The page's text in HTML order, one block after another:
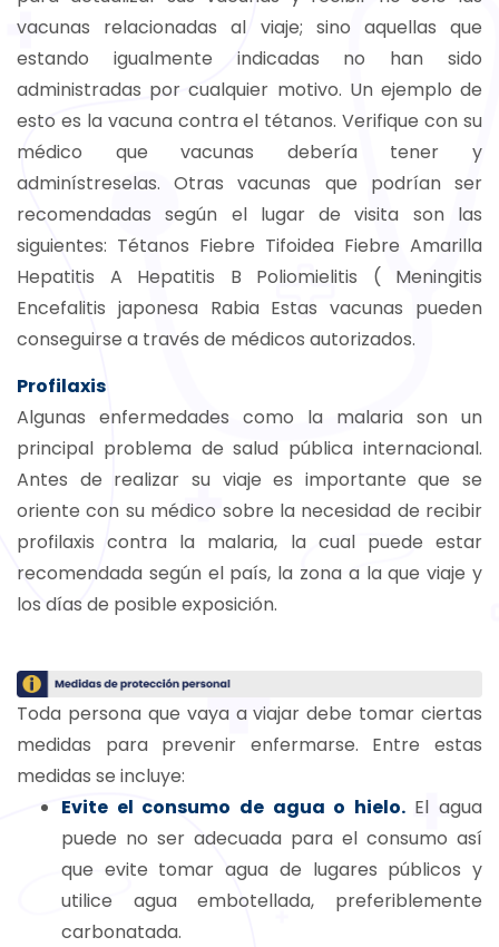
vacunas relacionadas al viaje; sino aquellas que
estando igualmente indicadas no han sido
administradas por cualquier motivo. Un ejemplo de
esto es la vacuna contra el tétanos. Verifique con su
médico que vacunas debería tener y
adminístreselas. Otras vacunas que podrían ser
recomendadas según el lugar de visita son las
siguientes: Tétanos Fiebre Tifoidea Fiebre Amarilla
Hepatitis A Hepatitis B Poliomielitis ( Meningitis
Encefalitis japonesa Rabia Estas vacunas pueden
conseguirse a través de médicos autorizados.
Profilaxis
Algunas enfermedades como la malaria son un
principal problema de salud pública internacional.
Antes de realizar su viaje es importante que se
oriente con su médico sobre la necesidad de recibir
profilaxis contra la malaria, la cual puede estar
recomendada según el país, la zona a la que viaje y
los días de posible exposición.
Toda persona que vaya a viajar debe tomar ciertas
medidas para prevenir enfermarse. Entre estas
medidas se incluye:
Evite el consumo de agua o hielo. El agua
puede no ser adecuada para el consumo así
que evite tomar agua de lugares públicos y
utilice agua embotellada, preferiblemente
carbonatada.